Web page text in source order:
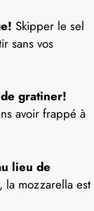
Skipper le sel
sans vos
gratiner!
avoir frappé à
lieu de
la mozzarella est